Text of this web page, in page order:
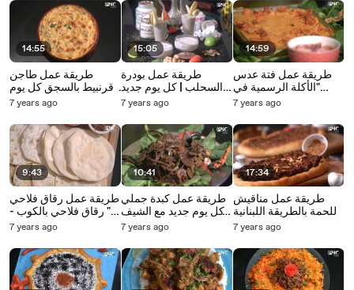
14:55
طريقة عمل طاجن
قرنبيط بالسجق كل يوم
جديد مع الشيف محمد
7 years ago
9:43
طريقة عمل رقاق فلاحي
" رقاق فلاحي بالكوب -
رقاق فلاحي بالجرام" |
محمد إبراهيم
7 years ago
15:05
طريقة عمل بودرة
السحلب | كل يوم جديد
مع الشيف محمد إبراهيم
7 years ago
10:41
طريقة عمل كبدة جملي
كل يوم جديد مع الشيف
محمد إبراهيم
7 years ago
14:59
طريقة عمل فتة عدس
"الأكلة الرسمية في
الشتاء" | كل يوم جديد مع
7 years ago
17:34
طريقة عمل مناقيش
باللحمة بالطريقة اللبنانية
كل يوم جديد مع الشيف
7 years ago